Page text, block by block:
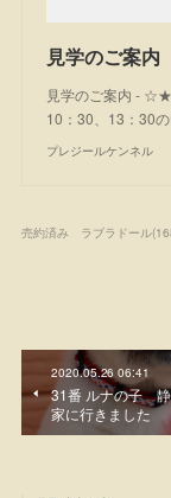
見学のご案内
見学のご案内 -
10：30、13：30
プレジールケンネル
売約済み ラブラドール(
2020.05.26 06:41
31番 ルナの子
家に行きました